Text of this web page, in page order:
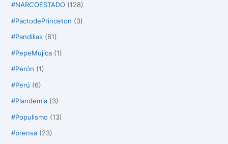
#NARCOESTADO (128)
#PactodePrinceton (3)
#Pandillas (81)
#PepeMujica (1)
#Perón (1)
#Perú (6)
#Plandemia (3)
#Populismo (13)
#prensa (23)